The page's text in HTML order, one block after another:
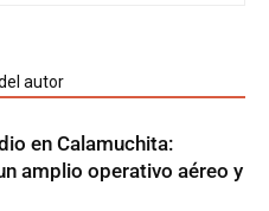
autor
en Calamuchita:
amplio operativo aéreo y